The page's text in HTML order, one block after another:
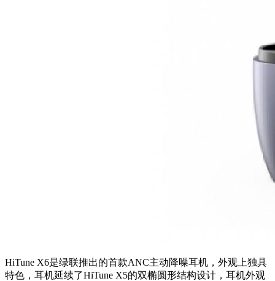
HiTune X6是绿联推出的首款ANC主动降噪耳机，外观上独具
特色，耳机延续了HiTune X5的双椭圆形结构设计，耳机外观